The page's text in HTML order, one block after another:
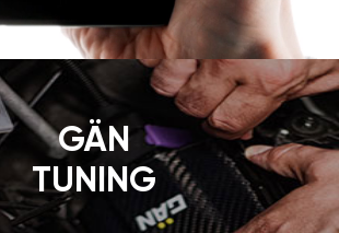
GÄN
TUNING